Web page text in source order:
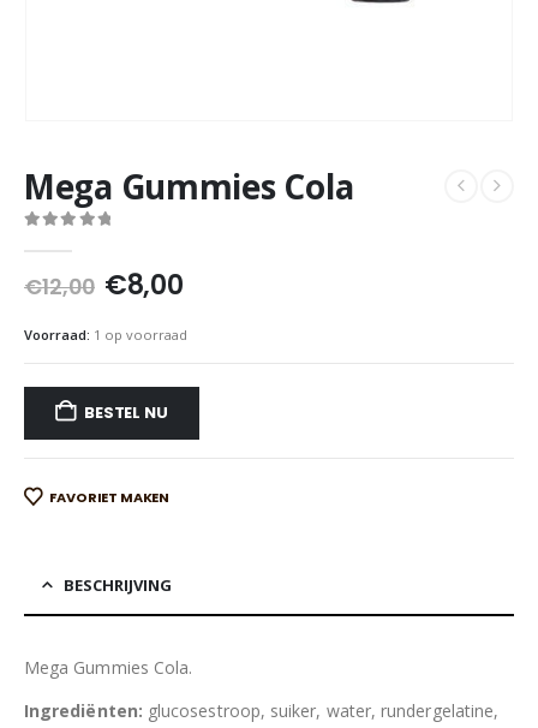
Mega Gummies Cola
€12,00 Oorspronkelijke
prijs
was:
€12,00.
€8,00Huidige
is:
€8,00.
Voorraad: 1 op voorraad
BESTEL NU
FAVORIET MAKEN
BESCHRIJVING
Mega Gummies Cola.
Ingrediënten: glucosestroop, suiker, water, rundergelatine,